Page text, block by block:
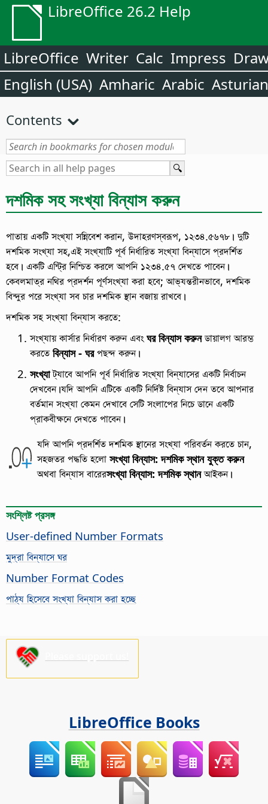
LibreOffice 26.2 Help
LibreOffice Writer Calc Impress
English (USA) Amharic Arabic Asturian
Contents
দশমিক সহ সংখ্যা বিন্যাস করুন
পাতায় একটি সংখ্যা সন্নিবেশ করান, উদাহরণস্বরূপ, ১২৩৪.৫৬৭৮। দুটি
দশমিক সংখ্যা সহ,এই সংখ্যাটি পূর্ব নির্ধারিত সংখ্যা বিন্যাসে প্রদর্শিত
হবে। একটি এন্ট্রি নিশ্চিত করলে আপনি ১২৩৪.৫৭ দেখতে পাবেন।
কেবলমাত্র নথির প্রদর্শন পূর্ণসংখ্যা করা হবে; আভ্যন্তরীনভাবে, দশমিক
বিন্দুর পরে সংখ্যা সব চার দশমিক স্থান বজায় রাখবে।
দশমিক সহ সংখ্যা বিন্যাস করতে:
সংখ্যায় কার্সার নির্ধারণ করুন এবংঘর বিন্যাস করুনডায়ালগ আরম্ভ
করতেবিন্যাস - ঘরপছন্দ করুন।
সংখ্যাট্যাবে আপনি পূর্ব নির্ধারিত সংখ্যা বিন্যাসের একটি নির্বাচন
দেখবেন।যদি আপনি এটিকে একটি নির্দিষ্ট বিন্যাস দেন তবে আপনার
বর্তমান সংখ্যা কেমন দেখাবে সেটি সংলাপের নিচে ডানে একটি
প্রাকবীক্ষনে দেখতে পাবেন।
যদি আপনি প্রদর্শিত দশমিক স্থানের সংখ্যা পরিবর্তন করতে চান,
সহজতর পদ্ধতি হলোসংখ্যা বিন্যাস: দশমিক স্থান যুক্ত করুন
অথবা বিন্যাস বারেরসংখ্যা বিন্যাস: দশমিক স্থানআইকন।
সংশ্লিষ্ট প্রসঙ্গ
User-defined Number Formats
মুদ্রা বিন্যাসে ঘর
Number Format Codes
পাঠ্য হিসেবে সংখ্যা বিন্যাস করা হচ্ছে
LibreOffice Books